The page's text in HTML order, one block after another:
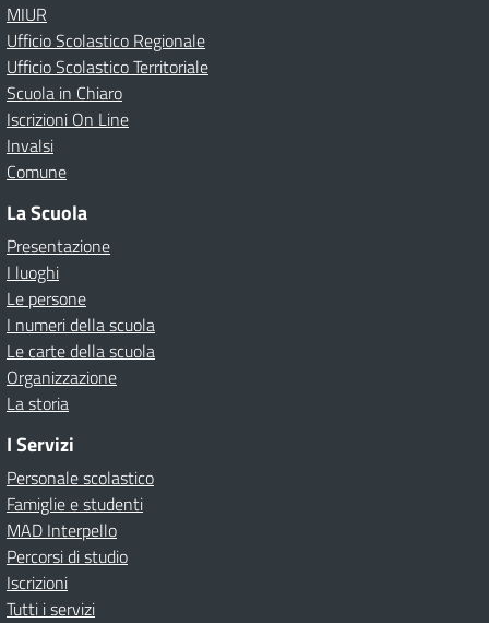
MIUR
Ufficio Scolastico Regionale
Ufficio Scolastico Territoriale
Scuola in Chiaro
Iscrizioni On Line
Invalsi
Comune
La Scuola
Presentazione
I luoghi
Le persone
I numeri della scuola
Le carte della scuola
Organizzazione
La storia
I Servizi
Personale scolastico
Famiglie e studenti
MAD Interpello
Percorsi di studio
Iscrizioni
Tutti i servizi